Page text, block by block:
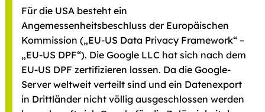
Für die USA besteht ein
Angemessenheitsbeschluss der Europäischen
Kommission („EU-US Data Privacy Framework“ –
„EU-US DPF“). Die Google LLC hat sich nach dem
EU-US DPF zertifizieren lassen. Da die Google-
Server weltweit verteilt sind und ein Datenexport
in Drittländer nicht völlig ausgeschlossen werden